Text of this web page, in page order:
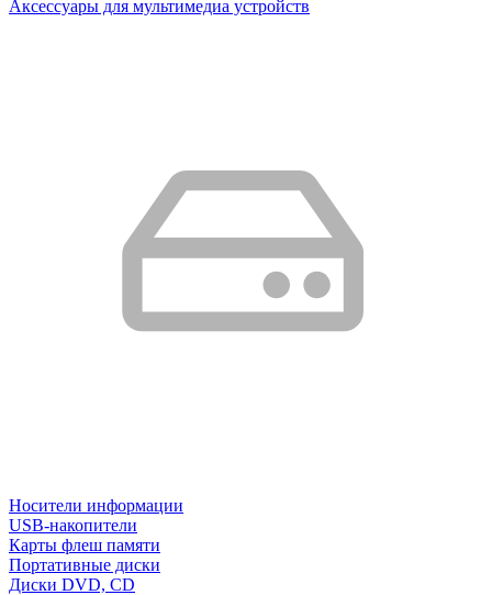
Аксессуары для мультимедиа устройств
Носители информации
USB-накопители
Карты флеш памяти
Портативные диски
Диски DVD, CD